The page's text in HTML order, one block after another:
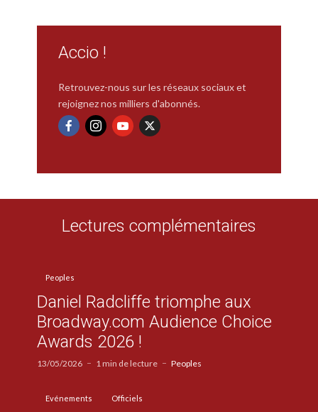
Accio !
Retrouvez-nous sur les réseaux sociaux et
rejoignez nos milliers d'abonnés.
Lectures complémentaires
Peoples
Daniel Radcliffe triomphe aux
Broadway.com Audience Choice
Awards 2026 !
13/05/2026 1 min de lecture Peoples
Evénements Officiels